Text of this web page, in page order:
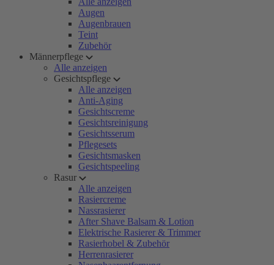
Augen
Augenbrauen
Teint
Zubehör
Männerpflege
Alle anzeigen
Gesichtspflege
Alle anzeigen
Anti-Aging
Gesichtscreme
Gesichtsreinigung
Gesichtsserum
Pflegesets
Gesichtsmasken
Gesichtspeeling
Rasur
Alle anzeigen
Rasiercreme
Nassrasierer
After Shave Balsam & Lotion
Elektrische Rasierer & Trimmer
Rasierhobel & Zubehör
Herrenrasierer